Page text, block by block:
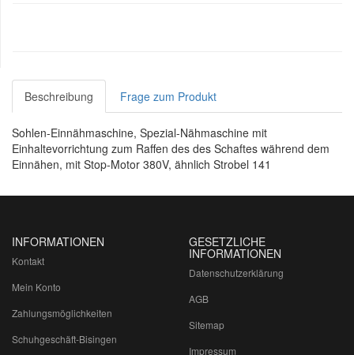
Beschreibung Frage zum Produkt
Sohlen-Einnähmaschine, Spezial-Nähmaschine mit
Einhaltevorrichtung zum Raffen des des Schaftes während dem
Einnähen, mit Stop-Motor 380V, ähnlich Strobel 141
INFORMATIONEN
Kontakt
Mein Konto
Zahlungsmöglichkeiten
Schuhgeschäft-Bisingen
GESETZLICHE
INFORMATIONEN
Datenschutzerklärung
AGB
Sitemap
Impressum